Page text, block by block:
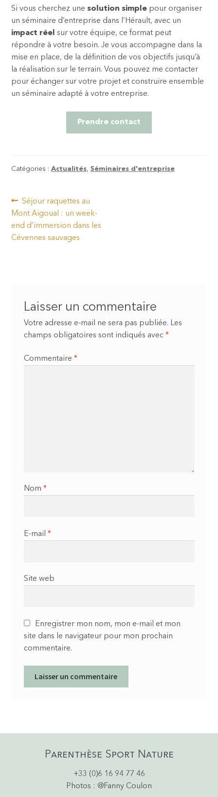
Si vous cherchez une solution simplepour organiser
un séminaire d’entreprise dans l’Hérault, avec un
impact réel sur votre équipe, ce format peut
répondre à votre besoin. Je vous accompagne dans la
mise en place, de la définition de vos objectifs jusqu’à
la réalisation sur le terrain. Vous pouvez me contacter
pour échanger sur votre projet et construire ensemble
un séminaire adapté à votre entreprise.
Prendre contact
Catégories : Actualités, Séminaires d'entreprise
Navigation
de
l’article
Article
précédent :
Séjour raquettes au
Mont Aigoual : un week-
end d’immersion dans les
Cévennes sauvages
Laisser un commentaire
Votre adresse e-mail ne sera pas publiée. Les
champs obligatoires sont indiqués avec *
Commentaire *
Nom *
E-mail *
Site web
Enregistrer mon nom, mon e-mail et mon
site dans le navigateur pour mon prochain
commentaire.
Parenthèse Sport Nature
+33 (0)6 16 94 77 46
Photos : @Fanny Coulon